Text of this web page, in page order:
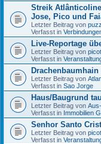
Streik
Jose, Pico und
Letzter Beitrag von
Verfasst in
Live-Reportage
Letzter Beitrag von
Verfasst in
Drachenbaumhain
Letzter Beitrag von
Verfasst in Sao Jorge
Haus/Baugrund
Letzter Beitrag von
Verfasst in Immobilien
Senhor Santo
Letzter Beitrag von
Verfasst in